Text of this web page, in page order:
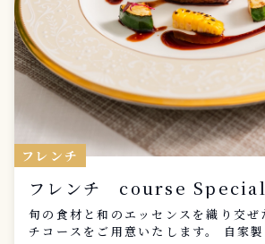
フレンチ
フレンチ course Special
旬の食材と和のエッセンスを織り交ぜ
チコースをご用意いたします。 自家